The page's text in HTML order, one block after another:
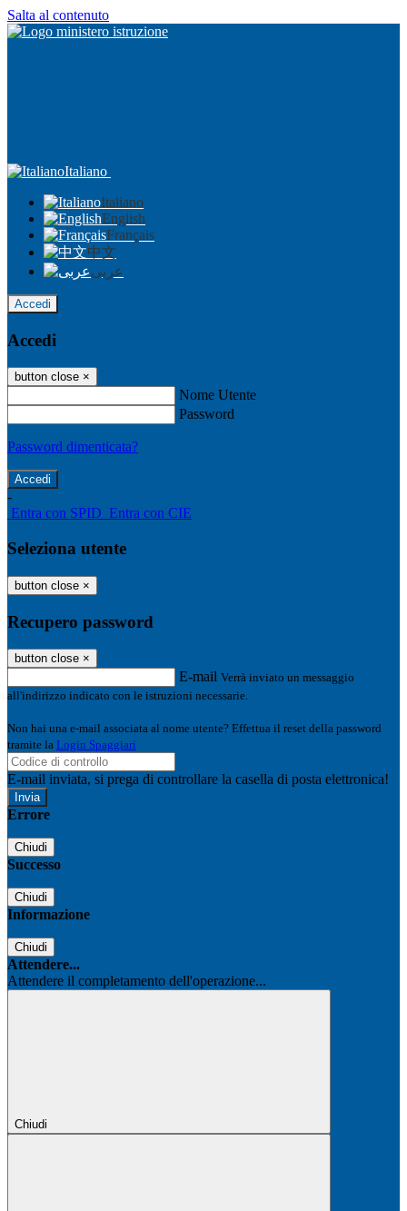
Salta al contenuto
Italiano
Italiano
English
Français
中文
عربى
Accedi
Accedi
button close ×
Nome Utente
Password
Password dimenticata?
-
Entra con SPID Entra con CIE
Seleziona utente
button close ×
Recupero password
button close ×
E-mail Verrà inviato un messaggio
all'indirizzo indicato con le istruzioni necessarie.
Non hai una e-mail associata al nome utente? Effettua il reset della password
tramite la Login Spaggiari
E-mail inviata, si prega di controllare la casella di posta elettronica!
Errore
Chiudi
Successo
Chiudi
Informazione
Chiudi
Attendere...
Attendere il completamento dell'operazione...
Chiudi